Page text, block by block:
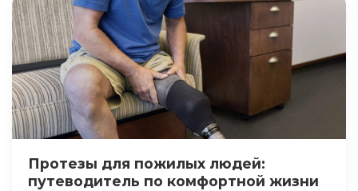
Протезы для пожилых людей:
путеводитель по комфортной жизни